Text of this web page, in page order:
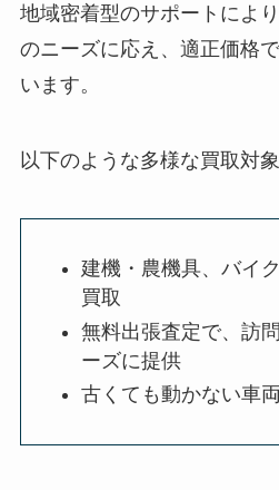
地域密着型のサポートによ
のニーズに応え、適正価格
います。
以下のような多様な買取対
建機・農機具、バイ
買取
無料出張査定で、訪
ーズに提供
古くても動かない車